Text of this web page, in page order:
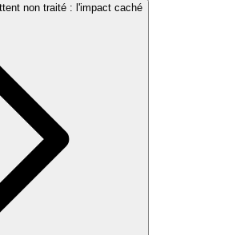
non traité : l'impact caché